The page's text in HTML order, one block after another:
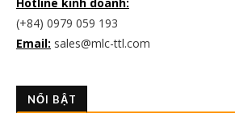
(+84) 0979 059 193
Email: sales@mlc-ttl.com
NỔI BẬT